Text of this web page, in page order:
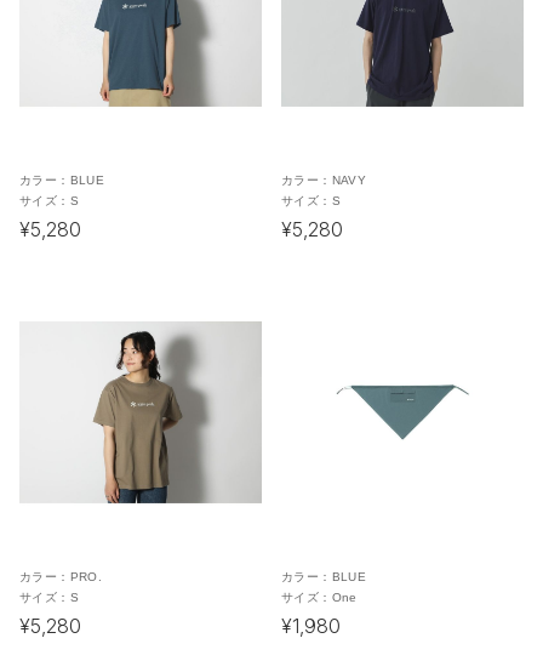
カラー： BLUE
サイズ： S
¥5,280
カラー： NAVY
サイズ： S
¥5,280
カラー： PRO.
サイズ： S
¥5,280
カラー： BLUE
サイズ： One
¥1,980